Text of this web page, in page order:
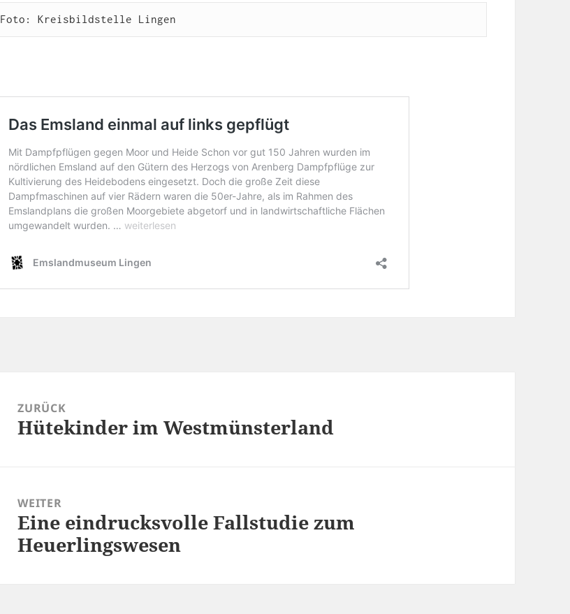
Foto: Kreisbildstelle Lingen
ZURÜCK
Vorheriger
Hütekinder im Westmünsterland
WEITER
Nächster
Beitrag:
Eine eindrucksvolle Fallstudie zum
Heuerlingswesen